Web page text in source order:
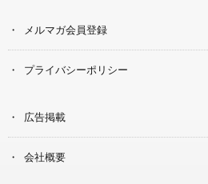
メルマガ会員登録
プライバシーポリシー
広告掲載
会社概要